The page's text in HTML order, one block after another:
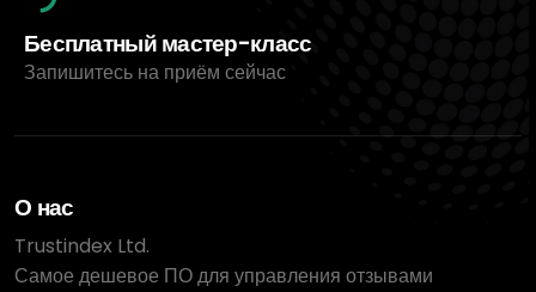
Бесплатный мастер-класс
Запишитесь на приём сейчас
О нас
Trustindex Ltd.
Самое дешевое ПО для управления отзывами